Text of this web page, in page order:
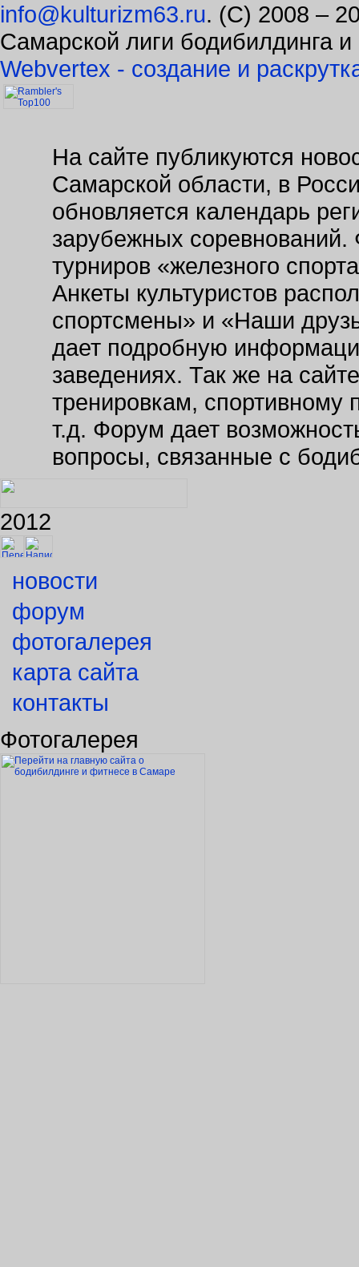
info@kulturizm63.ru. (C) 2008 –
Самарской лиги бодибилдинга
Webvertex - создание и
На сайте публикуются
Самарской области, в
обновляется календарь
зарубежных соревнований.
турниров «железного
Анкеты культуристов
спортсмены» и «Наши
дает подробную
заведениях. Так же на
тренировкам, спортивному
т.д. Форум дает
вопросы, связанные с
2012
новости
форум
фотогалерея
карта сайта
контакты
Фотогалерея